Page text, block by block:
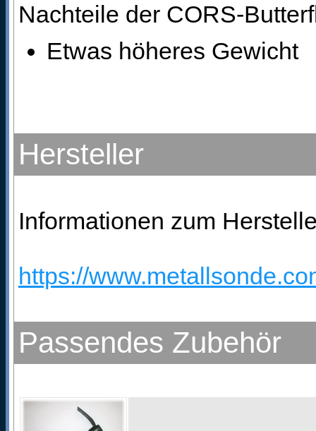
Nachteile der CORS-
Etwas höheres Gewicht
Hersteller
Informationen zum
https://
Passendes Zubehör